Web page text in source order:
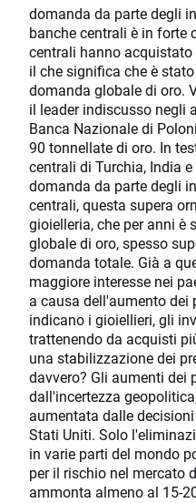
domanda da parte degli
banche centrali è in forte
centrali hanno
il che significa che è
domanda globale di oro.
il leader indiscusso negli
Banca Nazionale di
90 tonnellate di oro. In
centrali di Turchia, India
domanda da parte degli
centrali, questa supera
gioielleria, che per anni è
globale di oro, spesso
domanda totale. Già a
maggiore interesse nei
a causa dell'aumento dei
indicano i gioiellieri, gli
trattenendo da acquisti
una stabilizzazione dei
davvero? Gli aumenti dei
dall'incertezza
aumentata dalle
Stati Uniti. Solo
in varie parti del mondo
per il rischio nel mercato
ammonta almeno al 15-